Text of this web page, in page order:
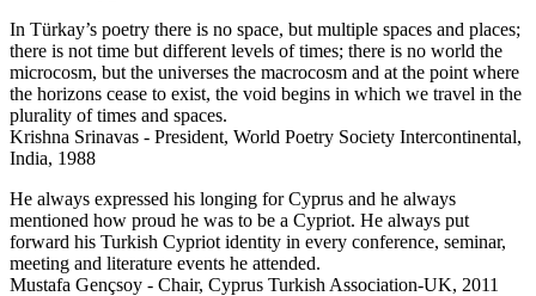
In Türkay’s poetry there is no space, but multiple spaces and places;
there is not time but different levels of times; there is no world the
microcosm, but the universes the macrocosm and at the point where
the horizons cease to exist, the void begins in which we travel in the
plurality of times and spaces.
Krishna Srinavas - President, World Poetry Society Intercontinental,
India, 1988
He always expressed his longing for Cyprus and he always
mentioned how proud he was to be a Cypriot. He always put
forward his Turkish Cypriot identity in every conference, seminar,
meeting and literature events he attended.
Mustafa Gençsoy - Chair, Cyprus Turkish Association-UK, 2011